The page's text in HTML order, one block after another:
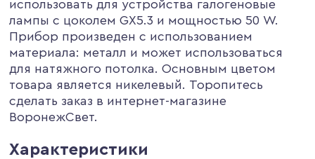
использовать для устройства галогеновые
лампы с цоколем GX5.3 и мощностью 50 W.
Прибор произведен с использованием
материала: металл и может использоваться
для натяжного потолка. Основным цветом
товара является никелевый. Торопитесь
сделать заказ в интернет-магазине
ВоронежСвет.
Характеристики